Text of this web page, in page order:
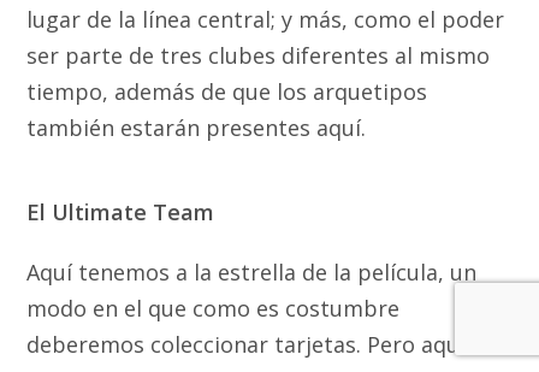
lugar de la línea central; y más, como el poder
ser parte de tres clubes diferentes al mismo
tiempo, además de que los arquetipos
también estarán presentes aquí.
El Ultimate Team
Aquí tenemos a la estrella de la película, un
modo en el que como es costumbre
deberemos coleccionar tarjetas. Pero aquí